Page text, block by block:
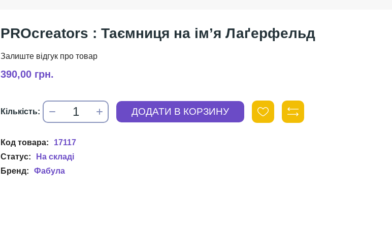
PROcreators : Таємниця на ім’я Лаґерфельд
390,00 грн.
17117
Фабула